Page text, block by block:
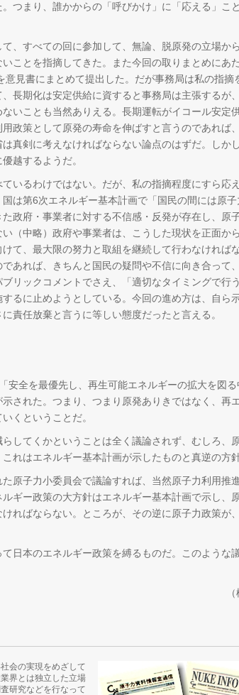
つまり、誰かからの「呼びかけ」に「応える」こ
、すべての回に参加して、無論、脱原発の立場か
ことを指摘してきた。また今回の取りまとめにあ
見書にまとめて提出した。だが事務局は私の指摘
長期化は安定供給に資すると事務局は主張するが
いことも当然ありえる。長期運転がイコール安定
政策として原発の寿命を伸ばすと言うのであれば、
真剣に考えなければならない論点のはずだ。しか
越するようだ。
いるわけではない。だが、私の指摘程度にすら応
は第6次エネルギー基本計画で「国民の間には原
政府・事業者に対する不信感・反発が存在し、原
（中略）政府や事業者は、こうした現状を正面か
て、最大限の努力と取組を継続して行わなければな
あれば、きちんと国民の疑問や不信に向き合って
リックコメントでさえ、「適切なタイミングで行
るに止めようとしている。今回の進め方は、自ら
責任放棄と言うに等しい態度だったと言える。
全を最優先し、再生可能エネルギーの拡大を図
された。つまり、つまり原発ありきではなく、再
くということだ。
してくかということは全く議論されず、むしろ、
れはエネルギー基本計画が示したものと真逆の方針
原子力小委員会で議論すれば、当然原子力利用推
ギー政策の大方針はエネルギー基本計画で示し、
ればならない。ところが、その逆に原子力政策が
日本のエネルギー政策を縛るものだ。このような
会の実現をめざして
界とは独立した立場
研究などを行なって